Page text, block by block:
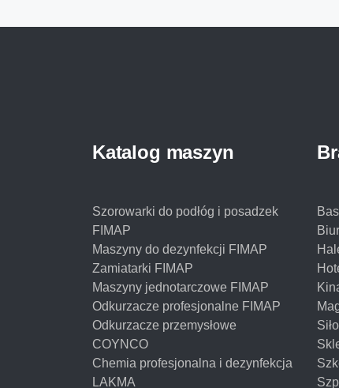
Katalog maszyn
Szorowarki do podłóg i posadzek
FIMAP
Maszyny do dezynfekcji FIMAP
Zamiatarki FIMAP
Maszyny jednotarczowe FIMAP
Odkurzacze profesjonalne FIMAP
Odkurzacze przemysłowe
COYNCO
Chemia profesjonalna i dezynfekcja
LAKMA